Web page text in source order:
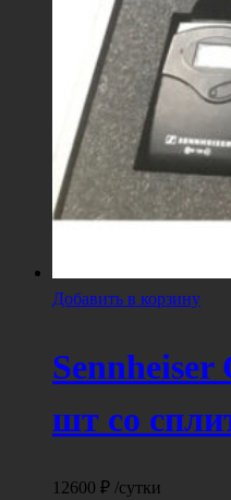
Добавить в корзину
Sennheiser
шт со
12600 ₽ /сутки